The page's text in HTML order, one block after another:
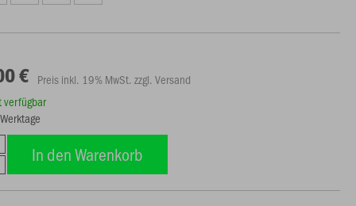
€ Preis inkl. 19% MwSt. zzgl. Versand
verfügbar
In den Warenkorb